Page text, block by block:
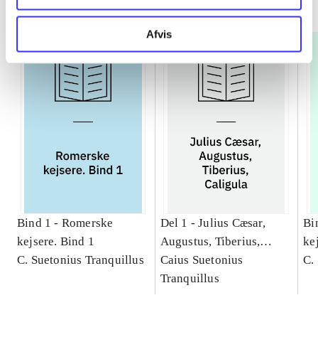
Afvis
Bind 1 - Romerske
kejsere. Bind 1
C. Suetonius Tranquillus
Del 1 -Julius Cæsar,
Augustus, Tiberius,
Caligula
Caius Suetonius
Tranquillus
C.